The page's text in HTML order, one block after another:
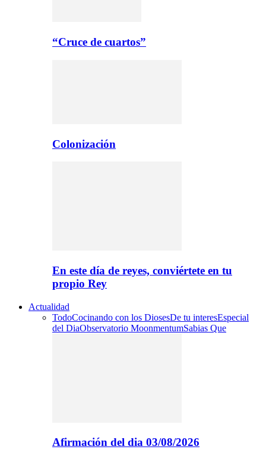
“Cruce de cuartos”
Colonización
En este día de reyes, conviértete en tu
propio Rey
Actualidad
TodoCocinando con los DiosesDe tu interesEspecial
del DiaObservatorio MoonmentumSabias Que
Afirmación del dia 03/08/2026